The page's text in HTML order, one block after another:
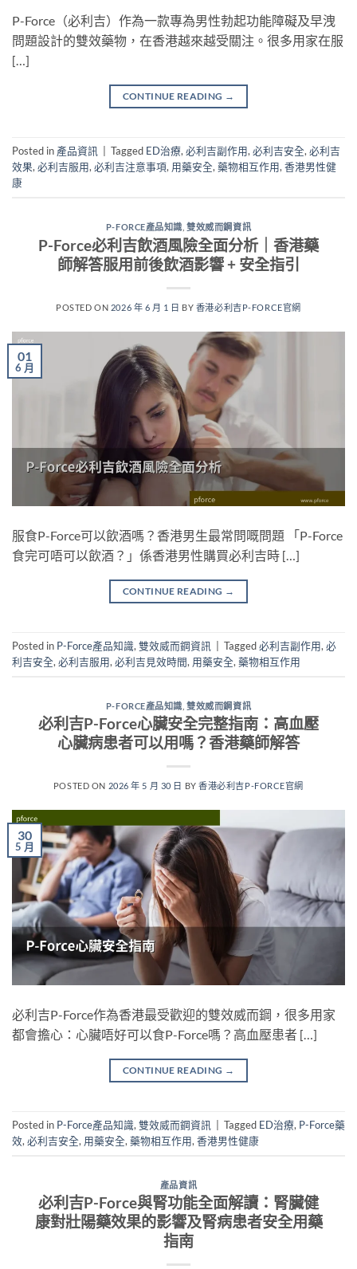
P-Force（必利吉）作為一款專為男性勃起功能障礙及早洩
問題設計的雙效藥物，在香港越來越受關注。很多用家在服
[…]
CONTINUE READING →
Posted in 產品資訊 Tagged ED治療,必利吉副作用,必利吉安全,必利吉
效果,必利吉服用,必利吉注意事項, 用藥安全,藥物相互作用,香港男性健
康
P-FORCE產品知識 ,雙效威而鋼資訊
P-Force必利吉飲酒風險全面分析｜香港藥
師解答服用前後飲酒影響 + 安全指引
POSTED ON 2026 年 6 月 1 日 BY 香港必利吉P-FORCE官網
01
6 月
服食P-Force可以飲酒嗎？香港男生最常問嘅問題 「P-Force
食完可唔可以飲酒？」係香港男性購買必利吉時 […]
CONTINUE READING →
Posted in P-Force產品知識,雙效威而鋼資訊 Tagged必利吉副作用,必
利吉安全,必利吉服用,必利吉見效時間, 用藥安全,藥物相互作用
P-FORCE產品知識 ,雙效威而鋼資訊
必利吉P-Force心臟安全完整指南：高血壓
心臟病患者可以用嗎？香港藥師解答
POSTED ON 2026 年 5 月 30 日 BY香港必利吉P-FORCE官網
30
5 月
必利吉P-Force作為香港最受歡迎的雙效威而鋼，很多用家
都會擔心：心臟唔好可以食P-Force嗎？高血壓患者 […]
CONTINUE READING →
Posted in P-Force產品知識,雙效威而鋼資訊 Tagged ED治療, P-Force藥
效,必利吉安全, 用藥安全,藥物相互作用,香港男性健康
產品資訊
必利吉P-Force與腎功能全面解讀：腎臟健
康對壯陽藥效果的影響及腎病患者安全用藥
指南